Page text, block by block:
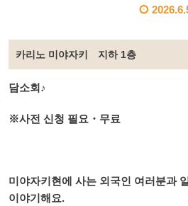
카리노 미야자키 지하 1층
담소회♪
※사전 신청 필요・무료
미야자키현에 사는 외국인 여러분과
이야기해요.